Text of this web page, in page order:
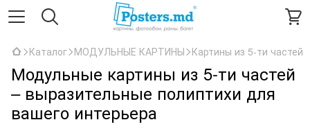
Каталог МОДУЛЬНЫЕ КАРТИНЫ Картины из 5-ти частей
Модульные картины из 5-ти частей
– выразительные полиптихи для
вашего интерьера